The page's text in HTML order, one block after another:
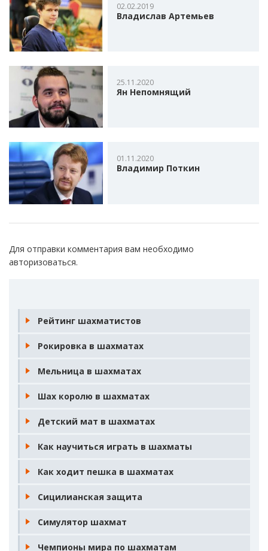
02.02.2019
Владислав Артемьев
25.11.2020
Ян Непомнящий
01.11.2020
Владимир Поткин
Для отправки комментария вам необходимо
авторизоваться.
Рейтинг шахматистов
Рокировка в шахматах
Мельница в шахматах
Шах королю в шахматах
Детский мат в шахматах
Как научиться играть в шахматы
Как ходит пешка в шахматах
Сицилианская защита
Симулятор шахмат
Чемпионы мира по шахматам